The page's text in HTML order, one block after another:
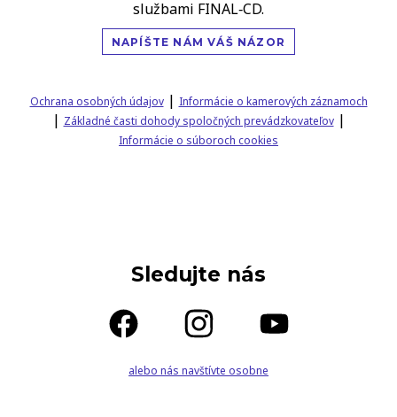
službami FINAL‑CD.
NAPÍŠTE NÁM VÁŠ NÁZOR
Ochrana osobných údajov| Informácie o kamerových záznamoch
| Základné časti dohody spoločných prevádzkovateľov|
Informácie o súboroch cookies
Sledujte nás
alebo nás navštívte osobne